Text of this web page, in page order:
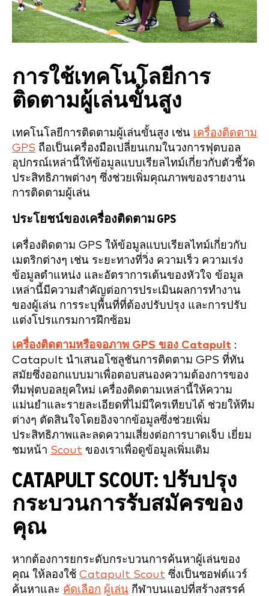
การใช้เทคโนโลยีการ
ติดตามผู้เล่นขั้นสูง
เทคโนโลยีการติดตามผู้เล่นขั้นสูง เช่น เครื่องติดตาม
GPS ถือเป็นเครื่องมือเปลี่ยนเกมในวงการฟุตบอล
อุปกรณ์เหล่านี้ให้ข้อมูลแบบเรียลไทม์เกี่ยวกับตัวชี้วัด
ประสิทธิภาพต่างๆ ซึ่งช่วยเพิ่มคุณภาพของรายงาน
การติดตามผู้เล่น
ประโยชน์ของเครื่องติดตาม GPS
เครื่องติดตาม GPS ให้ข้อมูลแบบเรียลไทม์เกี่ยวกับ
เมตริกต่างๆ เช่น ระยะทางที่วิ่ง ความเร็ว ความเร่ง
ข้อมูลตำแหน่ง และอัตราการเต้นของหัวใจ ข้อมูล
เหล่านี้มีความสำคัญต่อการประเมินผลการทำงาน
ของผู้เล่น การระบุพื้นที่ที่ต้องปรับปรุง และการปรับ
แต่งโปรแกรมการฝึกซ้อม
เครื่องติดตามหรือจอภาพ GPS ของ Catapult :
Catapult นำเสนอโซลูชันการติดตาม GPS ที่ทัน
สมัยซึ่งออกแบบมาเพื่อตอบสนองความต้องการของ
ทีมฟุตบอลยุคใหม่ เครื่องติดตามเหล่านี้ให้ความ
แม่นยำและรายละเอียดที่ไม่มีใครเทียบได้ ช่วยให้ทีม
ต่างๆ ตัดสินใจโดยอิงจากข้อมูลซึ่งช่วยเพิ่ม
ประสิทธิภาพและลดความเสี่ยงต่อการบาดเจ็บ เยี่ยม
ชมหน้า Scout ของเราเพื่อดูข้อมูลเพิ่มเติม
CATAPULT SCOUT: ปรับปรุง
กระบวนการรับสมัครของ
คุณ
หากต้องการยกระดับกระบวนการค้นหาผู้เล่นของ
คุณ ให้ลองใช้ Catapult Scout ซึ่งเป็นซอฟต์แวร์
ค้นหาและ คัดเลือก ผู้เล่น กีฬาบนแอปที่สร้างสรรค์